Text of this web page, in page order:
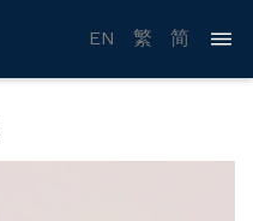
EN 繁 简